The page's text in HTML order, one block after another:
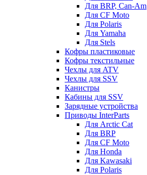
Для BRP, Can-Am
Для CF Moto
Для Polaris
Для Yamaha
Для Stels
Кофры пластиковые
Кофры текстильные
Чехлы для ATV
Чехлы для SSV
Канистры
Кабины для SSV
Зарядные устройства
Приводы InterParts
Для Arctic Cat
Для BRP
Для CF Moto
Для Honda
Для Kawasaki
Для Polaris